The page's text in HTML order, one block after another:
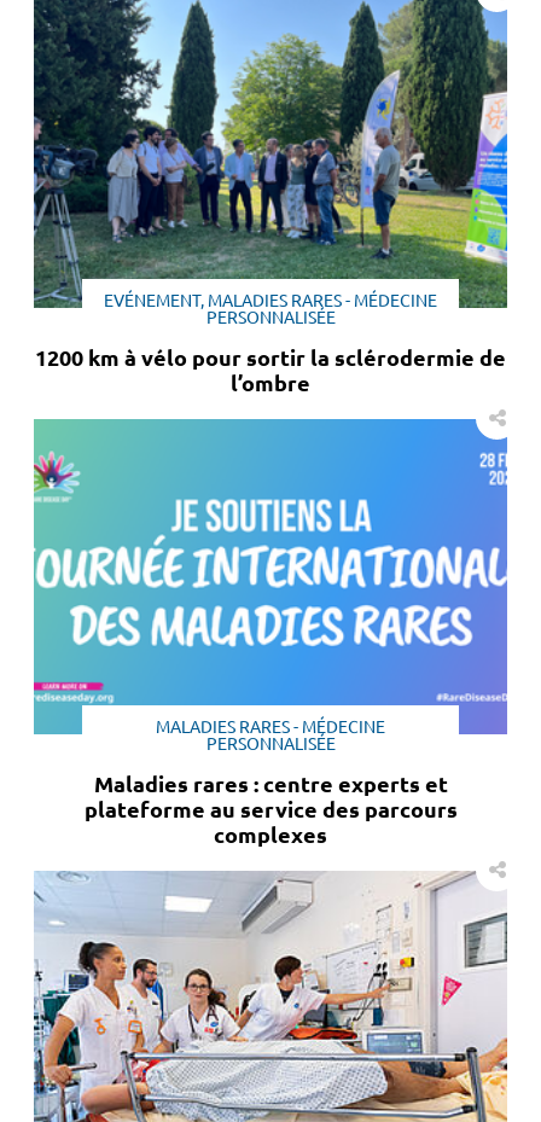
EVÉNEMENT, MALADIES RARES - MÉDECINE
PERSONNALISÉE
1200 km à vélo pour sortir la sclérodermie de
l’ombre
MALADIES RARES - MÉDECINE
PERSONNALISÉE
Maladies rares : centre experts et
plateforme au service des parcours
complexes